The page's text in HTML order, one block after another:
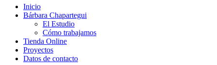
Inicio
Bárbara Chapartegui
El Estudio
Cómo trabajamos
Tienda Online
Proyectos
Datos de contacto